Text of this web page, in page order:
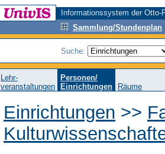
Informationssystem der
Sammlung/Stundenplan
Suche:
Lehr-
veranstaltungen
Personen/
Einrichtungen
Räume
Einrichtungen >>